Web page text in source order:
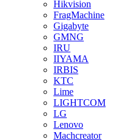
Hikvision
FragMachine
Gigabyte
GMNG
IRU
IIYAMA
IRBIS
KTC
Lime
LIGHTCOM
LG
Lenovo
Machcreator